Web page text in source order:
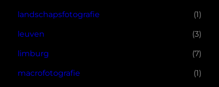
landschapsfotografie (1)
leuven (3)
limburg (7)
macrofotografie (1)